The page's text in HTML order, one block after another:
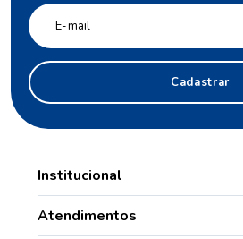
Cadastrar
Institucional
Manipulação
Atendimentos